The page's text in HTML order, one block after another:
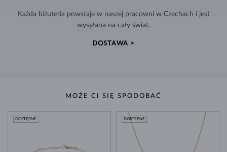
Każda biżuteria powstaje w naszej pracowni w Czechach i jest
wysyłana na cały świat.
DOSTAWA >
MOŻE CI SIĘ SPODOBAĆ
DOSTĘPNE DOSTĘPNE